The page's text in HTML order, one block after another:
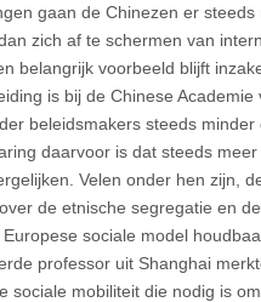
gaan de Chinezen er
zich af te schermen van
belangrijk voorbeeld blijft
is bij de Chinese
beleidsmakers steeds
daarvoor is dat steeds
Velen onder hen zijn,
de etnische segregatie en
sociale model
professor uit Shanghai
sociale mobiliteit die nodig is